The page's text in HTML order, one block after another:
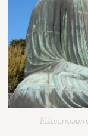
ได้รับความอนุเ